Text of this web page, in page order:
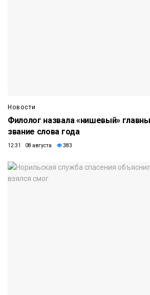
Новости
Филолог назвала «нишевый»
звание слова года
12:31 08 августа 383